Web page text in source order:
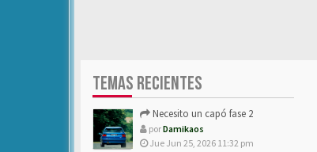
TEMAS RECIENTES
Necesito un capó fase 2
porDamikaos
Jue Jun 25, 2026 11:32 pm